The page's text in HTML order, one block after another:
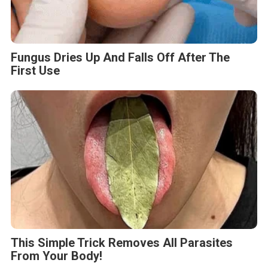
Fungus Dries Up And Falls Off After The
First Use
This Simple Trick Removes All Parasites
From Your Body!